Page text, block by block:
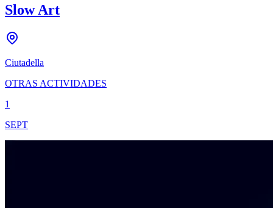
Slow Art
Ciutadella
OTRAS ACTIVIDADES
1
SEPT